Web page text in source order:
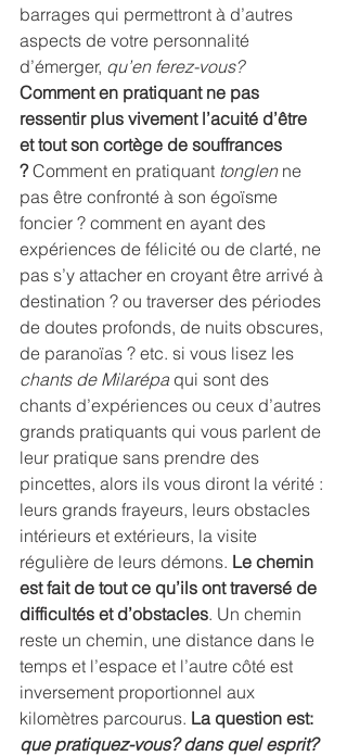
barrages qui permettront à d’autres
aspects de votre personnalité
d’émerger, qu’en ferez-vous?
Comment en pratiquant ne pas
ressentir plus vivement l’acuité d’être
et tout son cortège de souffrances
? Comment en pratiquant tonglen ne
pas être confronté à son égoïsme
foncier ? comment en ayant des
expériences de félicité ou de clarté, ne
pas s’y attacher en croyant être arrivé à
destination ? ou traverser des périodes
de doutes profonds, de nuits obscures,
de paranoïas ? etc. si vous lisez les
chants de Milarépa qui sont des
chants d’expériences ou ceux d’autres
grands pratiquants qui vous parlent de
leur pratique sans prendre des
pincettes, alors ils vous diront la vérité :
leurs grands frayeurs, leurs obstacles
intérieurs et extérieurs, la visite
régulière de leurs démons. Le chemin
est fait de tout ce qu’ils ont traversé de
difficultés et d’obstacles. Un chemin
reste un chemin, une distance dans le
temps et l’espace et l’autre côté est
inversement proportionnel aux
kilomètres parcourus. La question est:
que pratiquez-vous? dans quel esprit?